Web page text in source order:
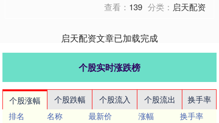
查看： 139 分类： 启天配资
启天配资文章已加载完成
个股实时涨跌榜
个股涨幅 个股跌幅 个股流入 个股流出
换手率
排名
名称 最新价 涨幅
换手率